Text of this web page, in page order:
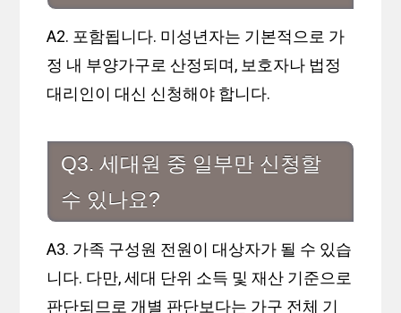
A2. 포함됩니다. 미성년자는 기본적으로 가
정 내 부양가구로 산정되며, 보호자나 법정
대리인이 대신 신청해야 합니다.
Q3. 세대원 중 일부만 신청할
수 있나요?
A3. 가족 구성원 전원이 대상자가 될 수 있습
니다. 다만, 세대 단위 소득 및 재산 기준으로
판단되므로 개별 판단보다는 가구 전체 기